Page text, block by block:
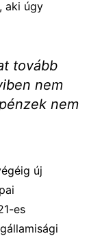
aki úgy
tovább
nem
nem
új
es